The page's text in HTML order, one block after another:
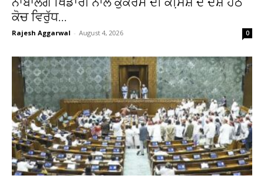
ਕੋਚ ਵਿਰੁੱਧ...
Rajesh Aggarwal - August 4, 2026 0